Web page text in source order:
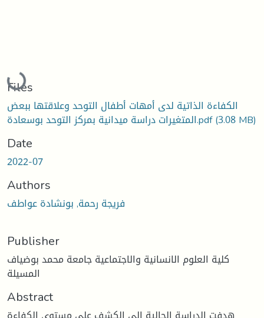
Loading...
Files
الكفاءة الذاتية لدى أمهات أطفال التوحد وعلاقتها ببعض
المتغيرات دراسة ميدانية بمركز التوحد بوسعادة.pdf(3.08 MB)
Date
2022-07
Authors
فريجة رحمة, بونشادة عواطف
Publisher
كلية العلوم الانسانية والاجتماعية جامعة محمد بوضياف
المسيلة
Abstract